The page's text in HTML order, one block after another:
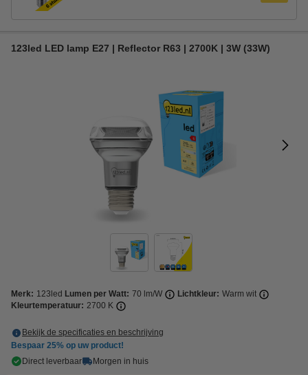
123led LED lamp E27 | Reflector R63 | 2700K | 3W (33W)
Merk: 123led Lumen per Watt: 70 lm/W Lichtkleur: Warm wit
Kleurtemperatuur: 2700 K
Bekijk de specificaties en beschrijving
Bespaar 25% op uw product!
Direct leverbaar
Morgen in huis